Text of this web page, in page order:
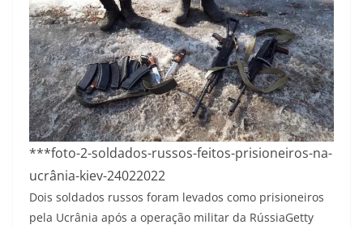
***foto-2-soldados-russos-feitos-prisioneiros-na-
ucrânia-kiev-24022022
Dois soldados russos foram levados como prisioneiros
pela Ucrânia após a operação militar da RússiaGetty